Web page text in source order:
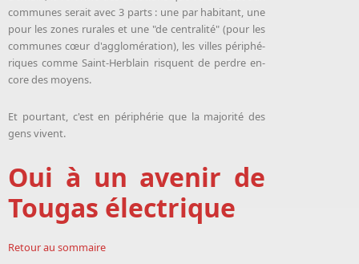
com­munes serait avec 3 parts : une par ha­bi­tant, une
pour les zones ru­rales et une "de centra­li­té" (pour les
comm­unes cœur d'ag­glo­mé­ra­tion), les villes péri­phé­
riques comme Saint-Her­blain risquent de perdre en­
core des moyens.
Et pour­tant, c'est en périphérie que la majorité des
gens vivent.
Oui à un avenir de
Tougas électrique
Retour au sommaire